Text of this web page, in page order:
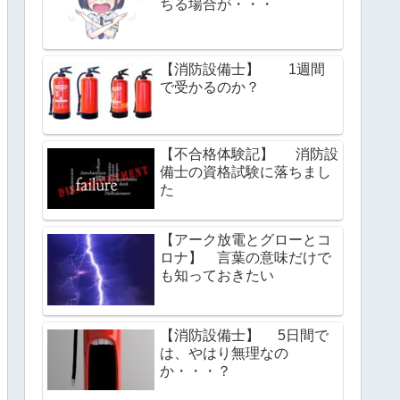
ちる場合が・・・
【消防設備士】 1週間
で受かるのか？
【不合格体験記】 消防設
備士の資格試験に落ちまし
た
【アーク放電とグローとコ
ロナ】 言葉の意味だけで
も知っておきたい
【消防設備士】 5日間で
は、やはり無理なの
か・・・？